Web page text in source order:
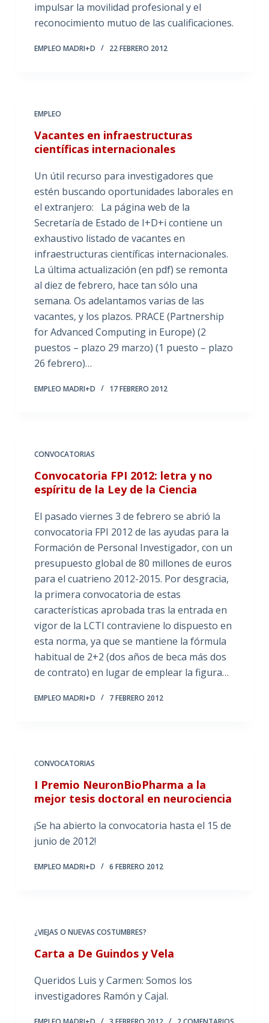
impulsar la movilidad profesional y el
reconocimiento mutuo de las cualificaciones.
EMPLEO MADRI+D 22 FEBRERO 2012
EMPLEO
Vacantes en infraestructuras
científicas internacionales
Un útil recurso para investigadores que
estén buscando oportunidades laborales en
el extranjero: La página web de la
Secretaría de Estado de I+D+i contiene un
exhaustivo listado de vacantes en
infraestructuras científicas internacionales.
La última actualización (en pdf) se remonta
al diez de febrero, hace tan sólo una
semana. Os adelantamos varias de las
vacantes, y los plazos. PRACE (Partnership
for Advanced Computing in Europe) (2
puestos – plazo 29 marzo) (1 puesto – plazo
26 febrero)…
EMPLEO MADRI+D 17 FEBRERO 2012
CONVOCATORIAS
Convocatoria FPI 2012: letra y no
espíritu de la Ley de la Ciencia
El pasado viernes 3 de febrero se abrió la
convocatoria FPI 2012 de las ayudas para la
Formación de Personal Investigador, con un
presupuesto global de 80 millones de euros
para el cuatrieno 2012-2015. Por desgracia,
la primera convocatoria de estas
características aprobada tras la entrada en
vigor de la LCTI contraviene lo dispuesto en
esta norma, ya que se mantiene la fórmula
habitual de 2+2 (dos años de beca más dos
de contrato) en lugar de emplear la figura…
EMPLEO MADRI+D 7 FEBRERO 2012
CONVOCATORIAS
I Premio NeuronBioPharma a la
mejor tesis doctoral en neurociencia
¡Se ha abierto la convocatoria hasta el 15 de
junio de 2012!
EMPLEO MADRI+D 6 FEBRERO 2012
¿VIEJAS O NUEVAS COSTUMBRES?
Carta a De Guindos y Vela
Queridos Luis y Carmen: Somos los
investigadores Ramón y Cajal.